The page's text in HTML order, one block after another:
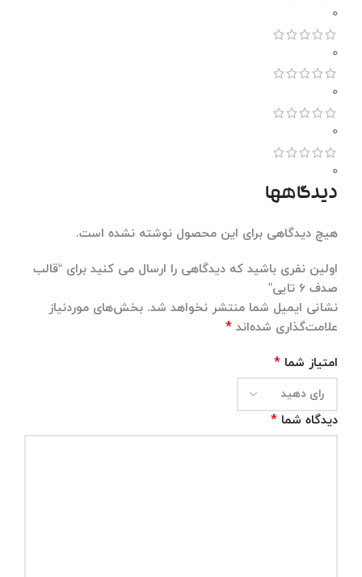
0
0
0
0
0
دیدگاهها
هیچ دیدگاهی برای این محصول نوشته نشده است.
اولین نفری باشید که دیدگاهی را ارسال می کنید برای “قالب
صدف 6 تایی”
نشانی ایمیل شما منتشر نخواهد شد. بخش‌های موردنیاز
علامت‌گذاری شده‌اند *
امتیاز شما *
دیدگاه شما *